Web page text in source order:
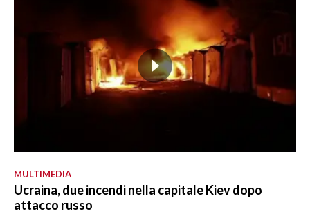
MULTIMEDIA
Ucraina, due incendi nella capitale Kiev dopo
attacco russo